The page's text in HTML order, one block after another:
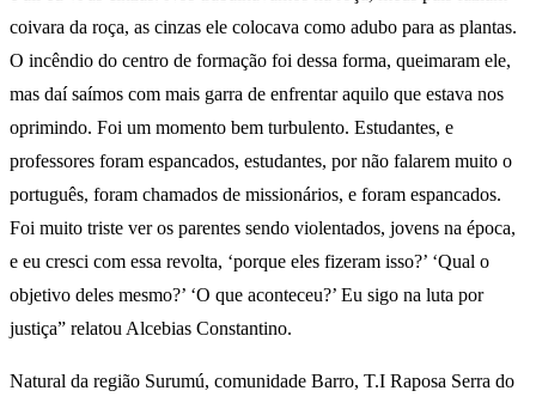
coivara da roça, as cinzas ele colocava como adubo para as plantas.
O incêndio do centro de formação foi dessa forma, queimaram ele,
mas daí saímos com mais garra de enfrentar aquilo que estava nos
oprimindo. Foi um momento bem turbulento. Estudantes, e
professores foram espancados, estudantes, por não falarem muito o
português, foram chamados de missionários, e foram espancados.
Foi muito triste ver os parentes sendo violentados, jovens na época,
e eu cresci com essa revolta, ‘porque eles fizeram isso?’ ‘Qual o
objetivo deles mesmo?’ ‘O que aconteceu?’ Eu sigo na luta por
justiça” relatou Alcebias Constantino.
Natural da região Surumú, comunidade Barro, T.I Raposa Serra do